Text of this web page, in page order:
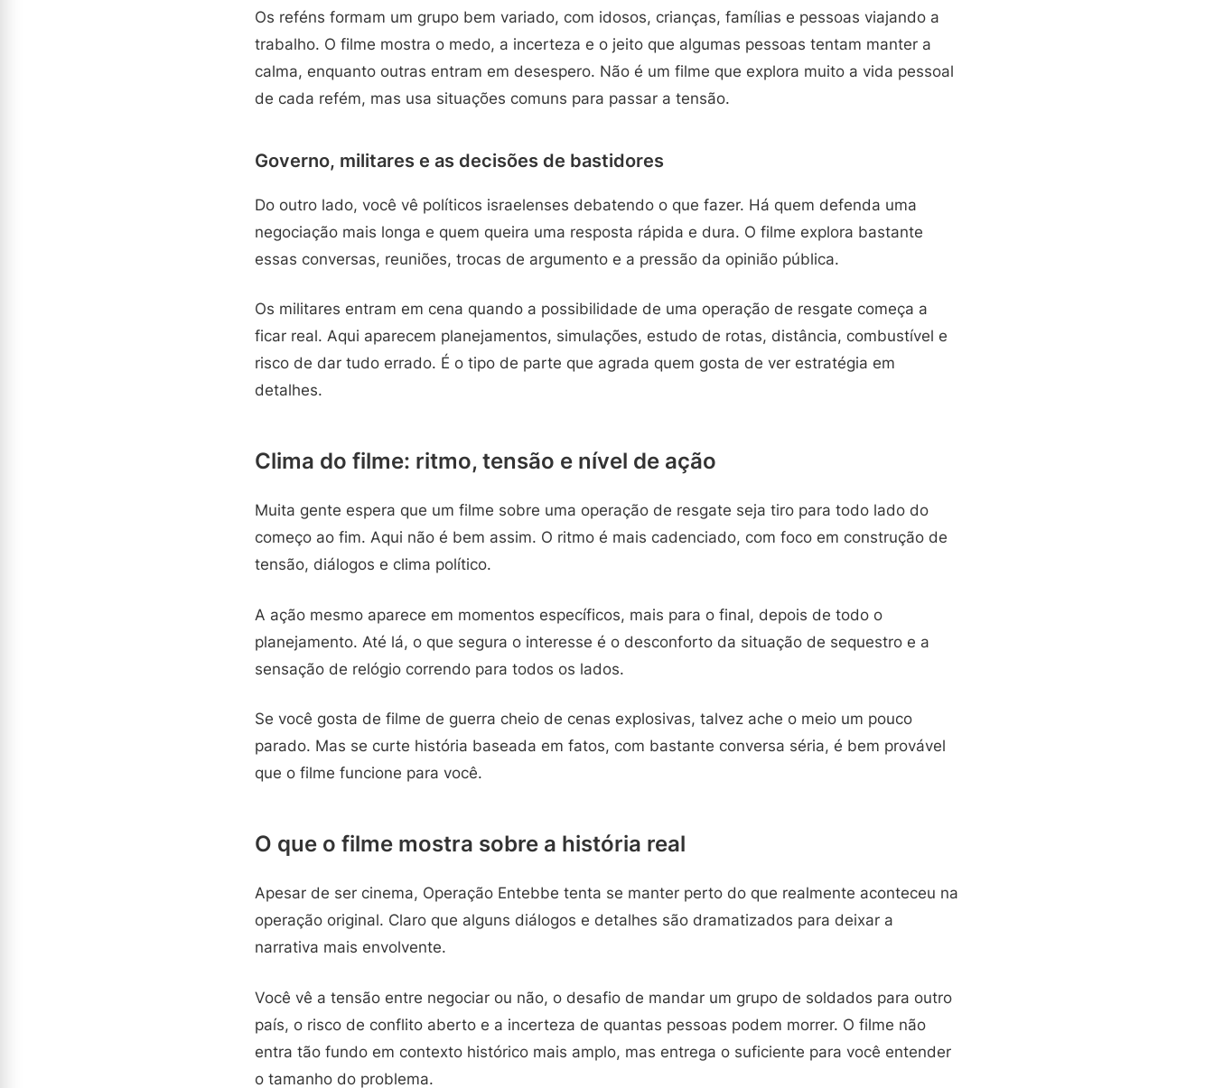
Os reféns formam um grupo bem variado, com idosos, crianças, famílias e pessoas viajando a
trabalho. O filme mostra o medo, a incerteza e o jeito que algumas pessoas tentam manter a
calma, enquanto outras entram em desespero. Não é um filme que explora muito a vida pessoal
de cada refém, mas usa situações comuns para passar a tensão.
Governo, militares e as decisões de bastidores
Do outro lado, você vê políticos israelenses debatendo o que fazer. Há quem defenda uma
negociação mais longa e quem queira uma resposta rápida e dura. O filme explora bastante
essas conversas, reuniões, trocas de argumento e a pressão da opinião pública.
Os militares entram em cena quando a possibilidade de uma operação de resgate começa a
ficar real. Aqui aparecem planejamentos, simulações, estudo de rotas, distância, combustível e
risco de dar tudo errado. É o tipo de parte que agrada quem gosta de ver estratégia em
detalhes.
Clima do filme: ritmo, tensão e nível de ação
Muita gente espera que um filme sobre uma operação de resgate seja tiro para todo lado do
começo ao fim. Aqui não é bem assim. O ritmo é mais cadenciado, com foco em construção de
tensão, diálogos e clima político.
A ação mesmo aparece em momentos específicos, mais para o final, depois de todo o
planejamento. Até lá, o que segura o interesse é o desconforto da situação de sequestro e a
sensação de relógio correndo para todos os lados.
Se você gosta de filme de guerra cheio de cenas explosivas, talvez ache o meio um pouco
parado. Mas se curte história baseada em fatos, com bastante conversa séria, é bem provável
que o filme funcione para você.
O que o filme mostra sobre a história real
Apesar de ser cinema, Operação Entebbe tenta se manter perto do que realmente aconteceu na
operação original. Claro que alguns diálogos e detalhes são dramatizados para deixar a
narrativa mais envolvente.
Você vê a tensão entre negociar ou não, o desafio de mandar um grupo de soldados para outro
país, o risco de conflito aberto e a incerteza de quantas pessoas podem morrer. O filme não
entra tão fundo em contexto histórico mais amplo, mas entrega o suficiente para você entender
o tamanho do problema.